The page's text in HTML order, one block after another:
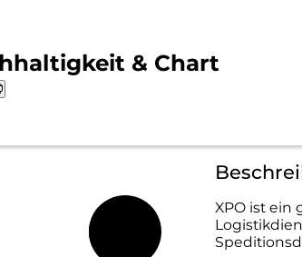
& Chart
XPO ist ein